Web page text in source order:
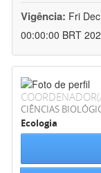
Vigência: Fri
00:00:00 BRT
CIÊNCIAS
Ecologia